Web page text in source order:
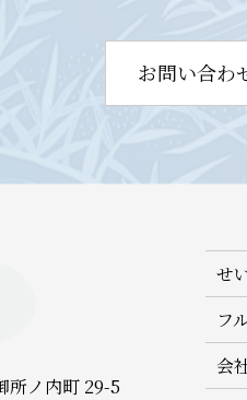
お問い合わ
せ
フ
会
所ノ内町 29-5